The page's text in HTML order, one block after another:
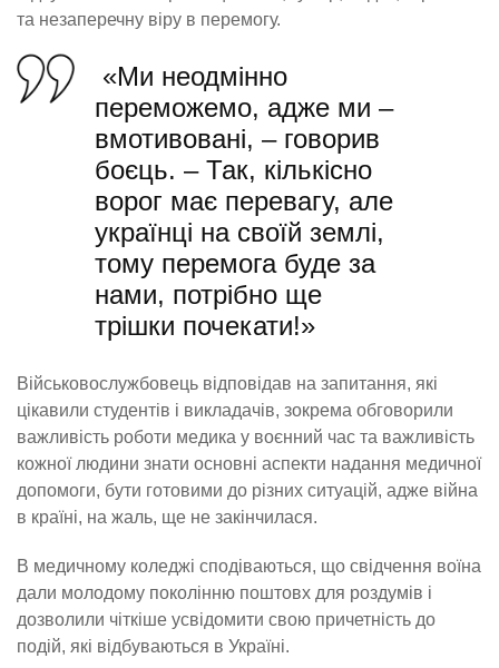
та незаперечну віру в перемогу.
«Ми неодмінно
переможемо, адже ми –
вмотивовані, – говорив
боєць. – Так, кількісно
ворог має перевагу, але
українці на своїй землі,
тому перемога буде за
нами, потрібно ще
трішки почекати!»
Військовослужбовець відповідав на запитання, які
цікавили студентів і викладачів, зокрема обговорили
важливість роботи медика у воєнний час та важливість
кожної людини знати основні аспекти надання медичної
допомоги, бути готовими до різних ситуацій, адже війна
в країні, на жаль, ще не закінчилася.
В медичному коледжі сподіваються, що свідчення воїна
дали молодому поколінню поштовх для роздумів і
дозволили чіткіше усвідомити свою причетність до
подій, які відбуваються в Україні.